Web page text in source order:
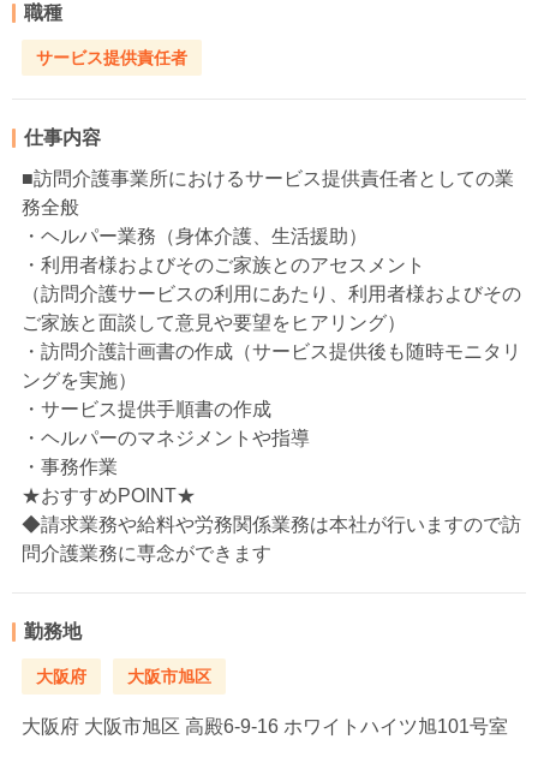
職種
サービス提供責任者
仕事内容
■訪問介護事業所におけるサービス提供責任者としての業
務全般
・ヘルパー業務（身体介護、生活援助）
・利用者様およびそのご家族とのアセスメント
（訪問介護サービスの利用にあたり、利用者様およびその
ご家族と面談して意見や要望をヒアリング）
・訪問介護計画書の作成（サービス提供後も随時モニタリ
ングを実施）
・サービス提供手順書の作成
・ヘルパーのマネジメントや指導
・事務作業
★おすすめPOINT★
◆請求業務や給料や労務関係業務は本社が行いますので訪
問介護業務に専念ができます
勤務地
大阪府 大阪市旭区
大阪府 大阪市旭区 高殿6-9-16 ホワイトハイツ旭101号室